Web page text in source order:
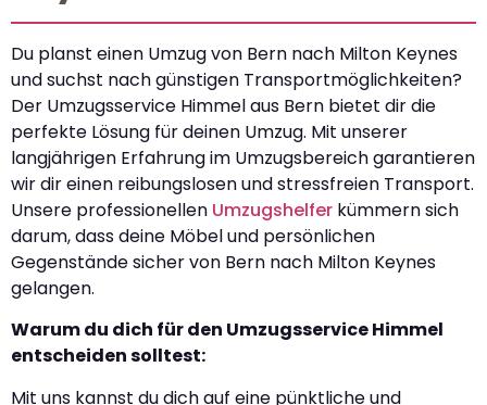
Du planst einen Umzug von Bern nach Milton Keynes
und suchst nach günstigen Transportmöglichkeiten?
Der Umzugsservice Himmel aus Bern bietet dir die
perfekte Lösung für deinen Umzug. Mit unserer
langjährigen Erfahrung im Umzugsbereich garantieren
wir dir einen reibungslosen und stressfreien Transport.
Unsere professionellen Umzugshelfer kümmern sich
darum, dass deine Möbel und persönlichen
Gegenstände sicher von Bern nach Milton Keynes
gelangen.
Warum du dich für den Umzugsservice Himmel
entscheiden solltest:
Mit uns kannst du dich auf eine pünktliche und